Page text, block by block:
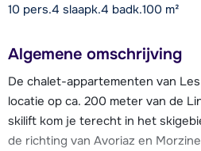
10 pers.4 slaapk.4 badk.100 m²
Algemene omschrijving
De chalet-appartementen van Les
locatie op ca. 200 meter van de
skilift kom je terecht in het
de richting van Avoriaz en